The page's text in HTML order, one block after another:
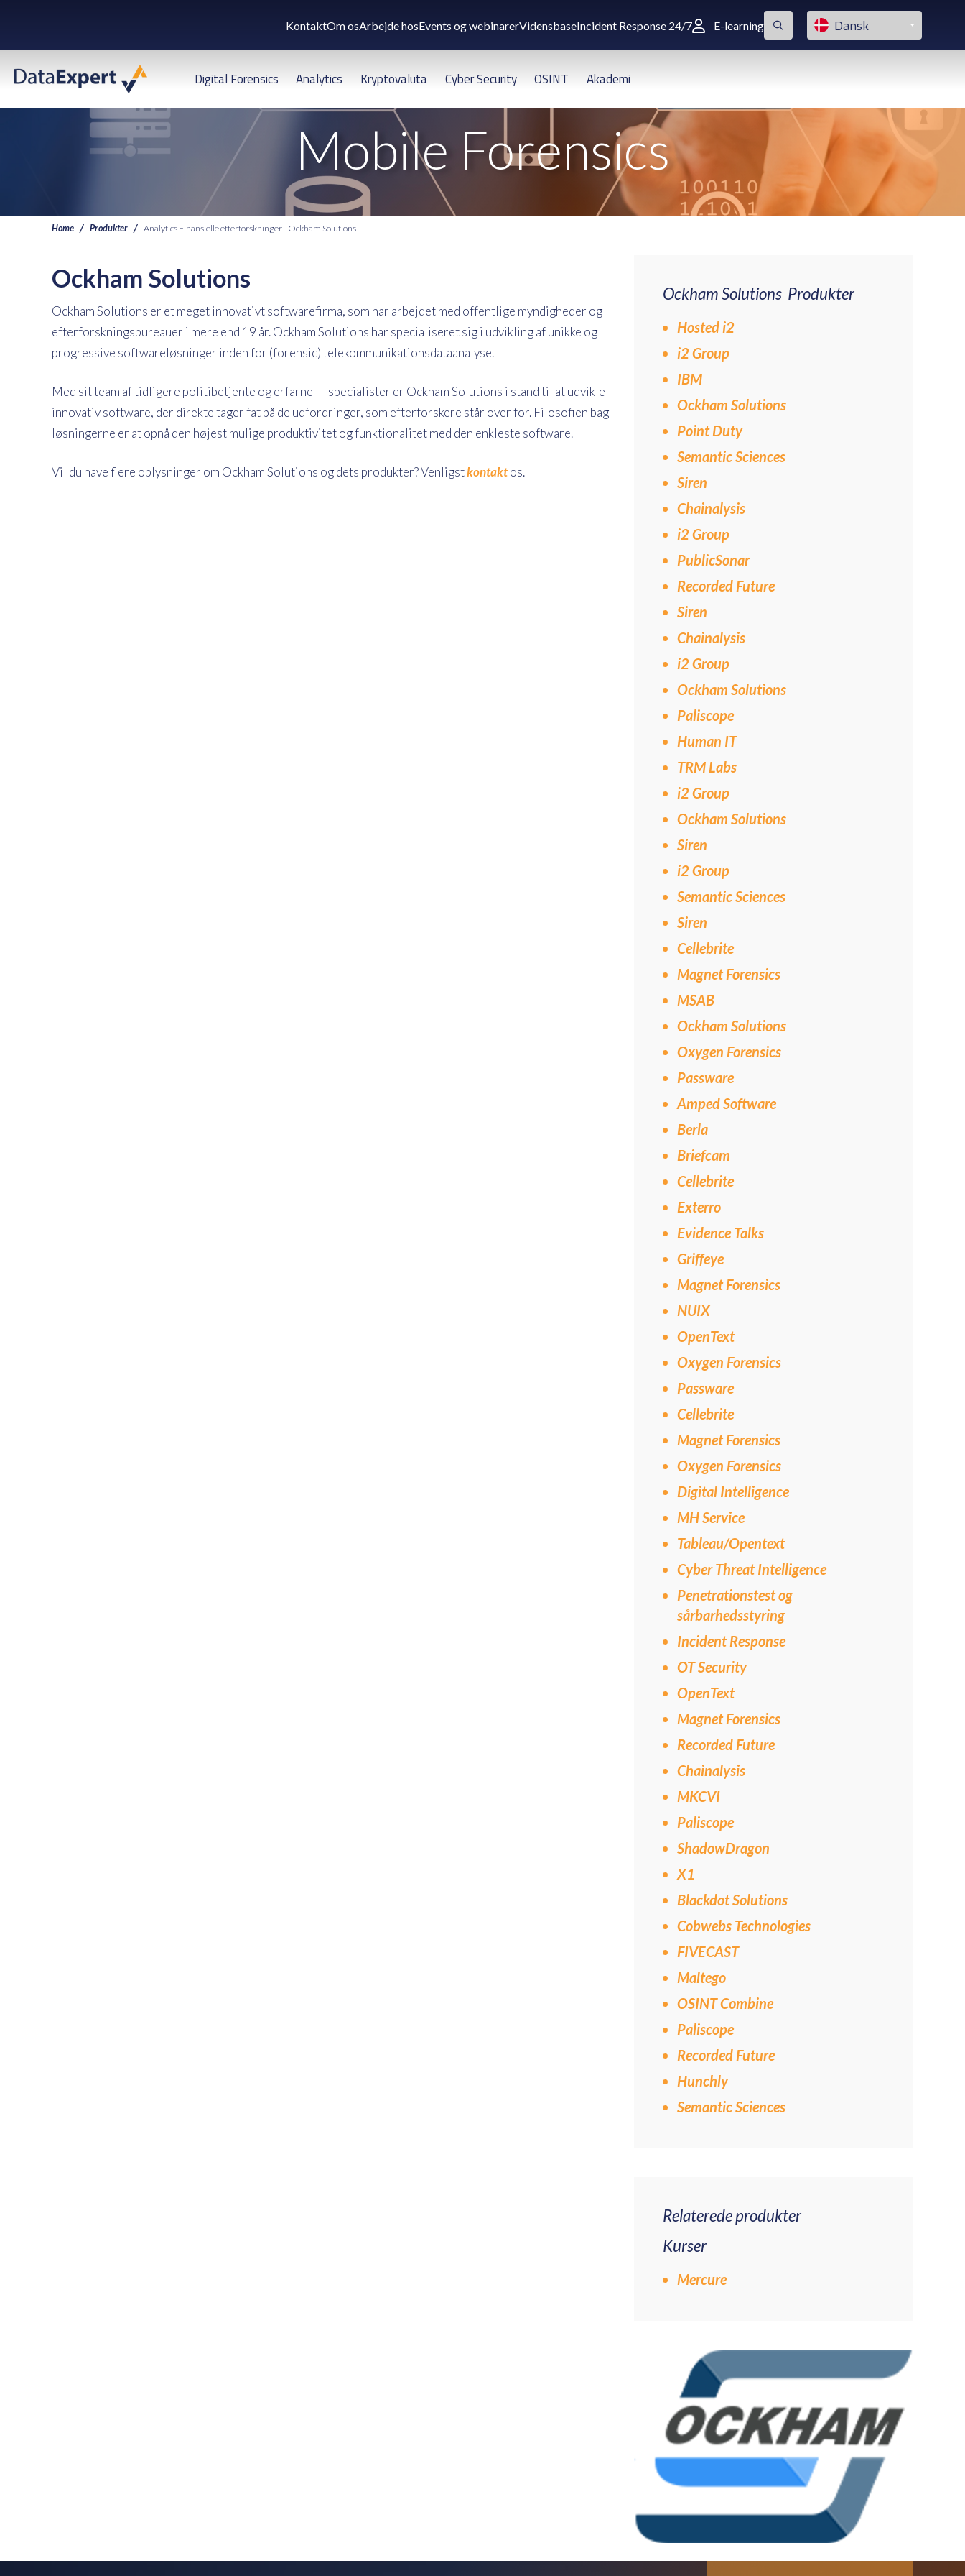
KontaktOm osArbejde hosEvents og webinarerVidensbaseIncident Response 24/7 E-learning Dansk
Digital Forensics Analytics Kryptovaluta Cyber Security OSINT Akademi
Mobile Forensics
Home Produkter Analytics Finansielle efterforskninger - Ockham Solutions
Ockham Solutions
Ockham Solutions er et meget innovativt softwarefirma, som har arbejdet med offentlige myndigheder og
efterforskningsbureauer i mere end 19 år. Ockham Solutions har specialiseret sig i udvikling af unikke og
progressive softwareløsninger inden for (forensic) telekommunikationsdataanalyse.
Med sit team af tidligere politibetjente og erfarne IT-specialister er Ockham Solutions i stand til at udvikle
innovativ software, der direkte tager fat på de udfordringer, som efterforskere står over for. Filosofien bag
løsningerne er at opnå den højest mulige produktivitet og funktionalitet med den enkleste software.
Vil du have flere oplysninger om Ockham Solutions og dets produkter? Venligstkontaktos.
Ockham Solutions Produkter
Hosted i2
i2 Group
IBM
Ockham Solutions
Point Duty
Semantic Sciences
Siren
Chainalysis
i2 Group
PublicSonar
Recorded Future
Siren
Chainalysis
i2 Group
Ockham Solutions
Paliscope
Human IT
TRM Labs
i2 Group
Ockham Solutions
Siren
i2 Group
Semantic Sciences
Siren
Cellebrite
Magnet Forensics
MSAB
Ockham Solutions
Oxygen Forensics
Passware
Amped Software
Berla
Briefcam
Cellebrite
Exterro
Evidence Talks
Griffeye
Magnet Forensics
NUIX
OpenText
Oxygen Forensics
Passware
Cellebrite
Magnet Forensics
Oxygen Forensics
Digital Intelligence
MH Service
Tableau/Opentext
Cyber Threat Intelligence
Penetrationstest og
sårbarhedsstyring
Incident Response
OT Security
OpenText
Magnet Forensics
Recorded Future
Chainalysis
MKCVI
Paliscope
ShadowDragon
X1
Blackdot Solutions
Cobwebs Technologies
FIVECAST
Maltego
OSINT Combine
Paliscope
Recorded Future
Hunchly
Semantic Sciences
Relaterede produkter
Kurser
Mercure